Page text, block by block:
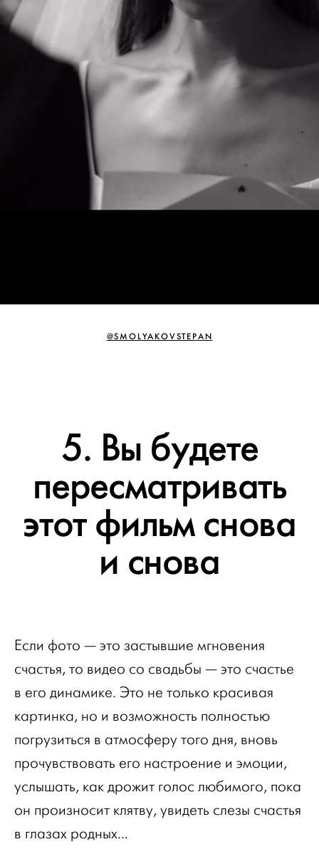
@SMOLYAKOVSTEPAN
5. Вы будете
пересматривать
этот фильм снова
и снова
Если фото — это застывшие мгновения
счастья, то видео со свадьбы — это счастье
в его динамике. Это не только красивая
картинка, но и возможность полностью
погрузиться в атмосферу того дня, вновь
прочувствовать его настроение и эмоции,
услышать, как дрожит голос любимого, пока
он произносит клятву, увидеть слезы счастья
в глазах родных…